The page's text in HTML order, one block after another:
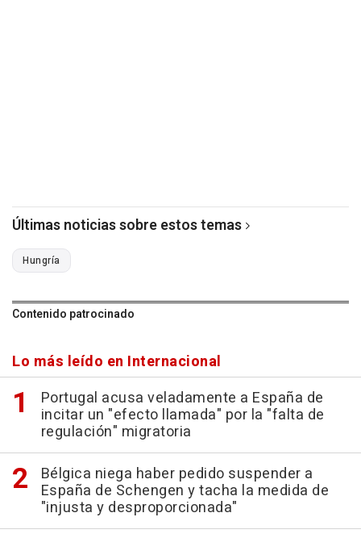
Últimas noticias sobre estos temas
Hungría
Contenido patrocinado
Lo más leído en Internacional
Portugal acusa veladamente a España de
incitar un "efecto llamada" por la "falta de
regulación" migratoria
Bélgica niega haber pedido suspender a
España de Schengen y tacha la medida de
"injusta y desproporcionada"